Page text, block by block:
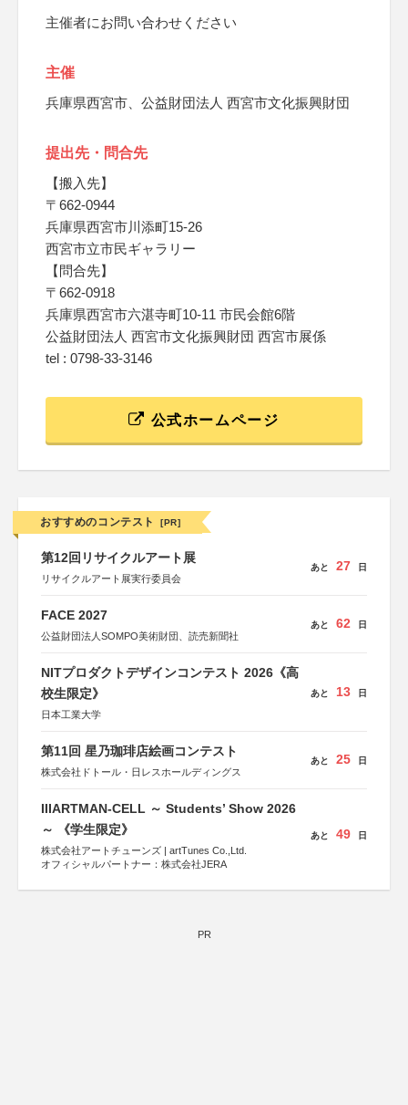
主催者にお問い合わせください
主催
兵庫県西宮市、公益財団法人 西宮市文化振興財団
提出先・問合先
【搬入先】
〒662-0944
兵庫県西宮市川添町15-26
西宮市立市民ギャラリー
【問合先】
〒662-0918
兵庫県西宮市六湛寺町10-11 市民会館6階
公益財団法人 西宮市文化振興財団 西宮市展係
tel : 0798-33-3146
公式ホームページ
おすすめのコンテスト [PR]
第12回リサイクルアート展
リサイクルアート展実行委員会
あと 27 日
FACE 2027
公益財団法人SOMPO美術財団、読売新聞社
あと 62 日
NITプロダクトデザインコンテスト 2026《高
校生限定》
日本工業大学
あと 13 日
第11回 星乃珈琲店絵画コンテスト
株式会社ドトール・日レスホールディングス
あと 25 日
IIIARTMAN-CELL ～ Students’ Show 2026
～ 《学生限定》
株式会社アートチューンズ | artTunes Co.,Ltd.
オフィシャルパートナー：株式会社JERA
あと 49 日
PR